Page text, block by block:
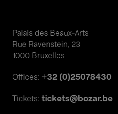
Palais des Beaux-Arts
Rue Ravenstein, 23
1000 Bruxelles
Offices: +32 (0)25078430
Tickets: tickets@bozar.be